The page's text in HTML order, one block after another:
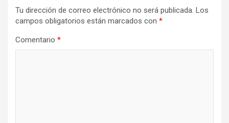
Tu dirección de correo electrónico no será publicada. Los
campos obligatorios están marcados con *
Comentario *